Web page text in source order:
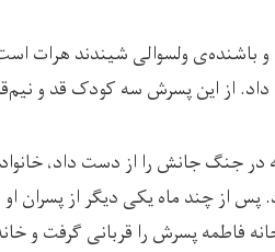
و باشنده‌ی ولسوالی شیندند
از این پسرش سه کودک قد و
در جنگ جانش را از دست داد،
پس از چند ماه یکی دیگر از
فاطمه پسرش را قربانی گرفت و